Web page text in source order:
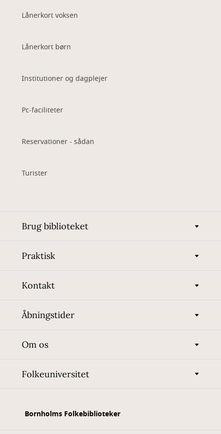
Lånerkort voksen
Lånerkort børn
Institutioner og dagplejer
Pc-faciliteter
Reservationer - sådan
Turister
Brug biblioteket
Praktisk
Kontakt
Åbningstider
Om os
Folkeuniversitet
Bornholms Folkebiblioteker